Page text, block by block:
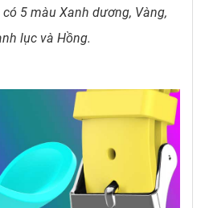
5 màu Xanh dương, Vàng,
lục và Hồng.